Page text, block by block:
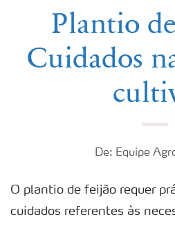
Plantio
Cuidados
De: Equipe
O plantio de feijão requer
cuidados referentes às